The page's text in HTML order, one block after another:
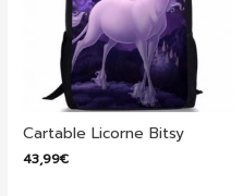
Cartable Licorne Bitsy
43,99€